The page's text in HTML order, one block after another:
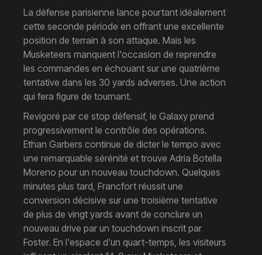
La défense parisienne lance pourtant idéalement
cette seconde période en offrant une excellente
position de terrain à son attaque. Mais les
Musketeers manquent l'occasion de reprendre
les commandes en échouant sur une quatrième
tentative dans les 30 yards adverses. Une action
qui fera figure de tournant.
Revigoré par ce stop défensif, le Galaxy prend
progressivement le contrôle des opérations.
Ethan Garbers continue de dicter le tempo avec
une remarquable sérénité et trouve Adria Botella
Moreno pour un nouveau touchdown. Quelques
minutes plus tard, Francfort réussit une
conversion décisive sur une troisième tentative
de plus de vingt yards avant de conclure un
nouveau drive par un touchdown inscrit par
Foster. En l'espace d'un quart-temps, les visiteurs